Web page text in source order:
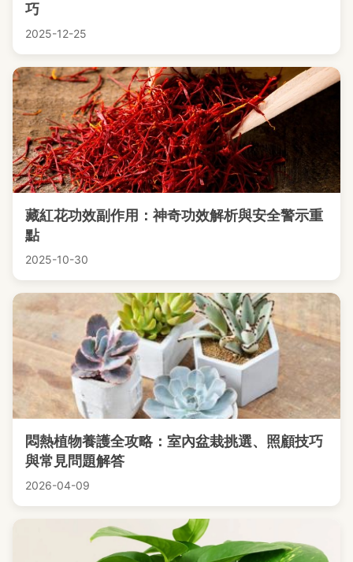
巧
2025-12-25
藏紅花功效副作用：神奇功效解析與安全警示重
點
2025-10-30
悶熱植物養護全攻略：室內盆栽挑選、照顧技巧
與常見問題解答
2026-04-09